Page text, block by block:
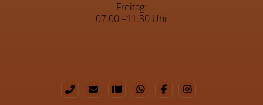
Freitag:
07.00 –11.30 Uhr